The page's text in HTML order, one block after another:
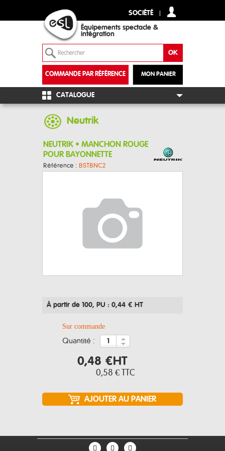
SOCIÉTÉ
Équipements spectacle &
intégration
MON PANIER
COMMANDE PAR RÉFÉRENCE
+
CATALOGUE
Neutrik
NEUTRIK • MANCHON ROUGE
POUR BAYONNETTE
Référence : BSTBNC2
À partir de 100, PU : 0,44 € HT
Sur commande
quantité :
0,48 €HT
0,58 € TTC